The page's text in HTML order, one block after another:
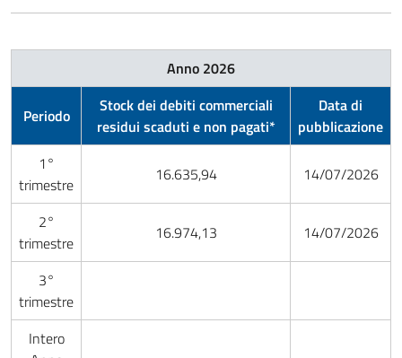
Anno 2026
Periodo
Stock dei debiti commerciali
residui scaduti e non pagati*
Data di
pubblicazione
1°
trimestre
16.635,94 14/07/2026
2°
trimestre
16.974,13 14/07/2026
3°
trimestre
Intero